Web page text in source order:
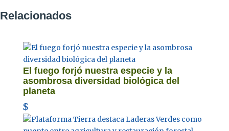
Relacionados
El fuego forjó nuestra especie y la
asombrosa diversidad biológica del
planeta